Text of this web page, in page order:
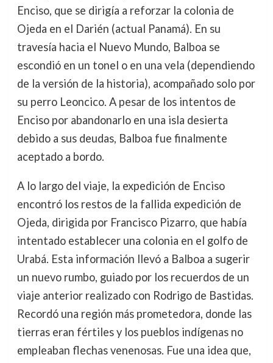
Enciso, que se dirigía a reforzar la colonia de
Ojeda en el Darién (actual Panamá). En su
travesía hacia el Nuevo Mundo, Balboa se
escondió en un tonel o en una vela (dependiendo
de la versión de la historia), acompañado solo por
su perro Leoncico. A pesar de los intentos de
Enciso por abandonarlo en una isla desierta
debido a sus deudas, Balboa fue finalmente
aceptado a bordo.
A lo largo del viaje, la expedición de Enciso
encontró los restos de la fallida expedición de
Ojeda, dirigida por Francisco Pizarro, que había
intentado establecer una colonia en el golfo de
Urabá. Esta información llevó a Balboa a sugerir
un nuevo rumbo, guiado por los recuerdos de un
viaje anterior realizado con Rodrigo de Bastidas.
Recordó una región más prometedora, donde las
tierras eran fértiles y los pueblos indígenas no
empleaban flechas venenosas. Fue una idea que,